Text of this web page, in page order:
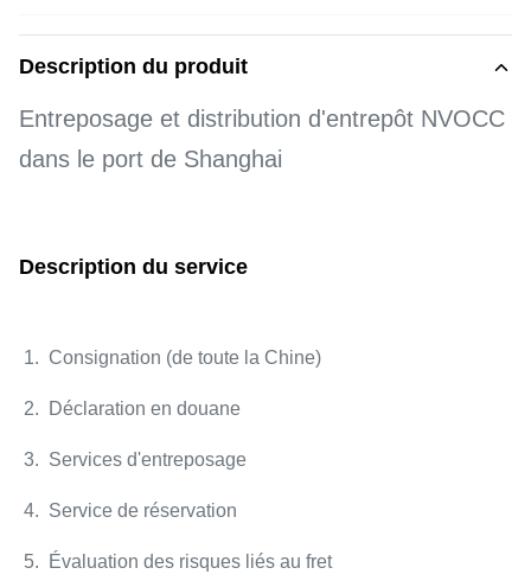
Description du produit
Entreposage et distribution d'entrepôt NVOCC
dans le port de Shanghai
Description du service
1. Consignation (de toute la Chine)
2. Déclaration en douane
3. Services d'entreposage
4. Service de réservation
5. Évaluation des risques liés au fret